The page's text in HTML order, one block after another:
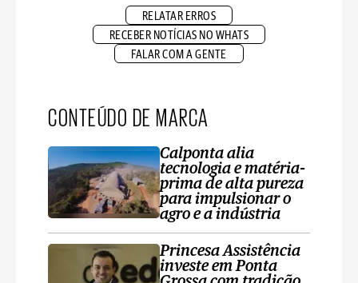
RELATAR ERROS
RECEBER NOTÍCIAS NO WHATS
FALAR COM A GENTE
CONTEÚDO DE MARCA
Calponta alia
tecnologia e matéria-
prima de alta pureza
para impulsionar o
agro e a indústria
Princesa Assistência
investe em Ponta